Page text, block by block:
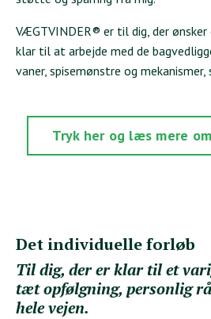
VÆGTVINDER® er til dig, der
klar til at arbejde med de
vaner, spisemønstre og
Tryk her og læs mere
Det individuelle forløb
Til dig, der er klar til et
tæt opfølgning, personlig
hele vejen.